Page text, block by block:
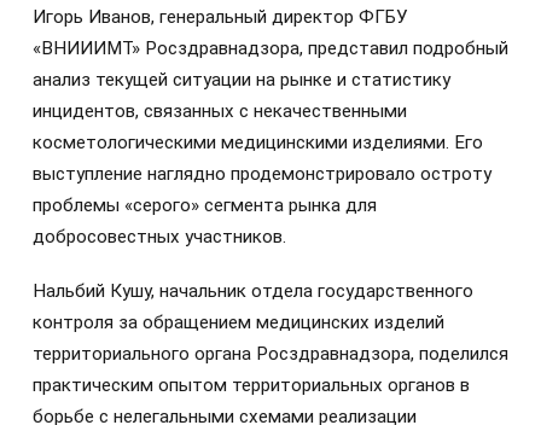
Игорь Иванов, генеральный директор ФГБУ
«ВНИИИМТ» Росздравнадзора, представил подробный
анализ текущей ситуации на рынке и статистику
инцидентов, связанных с некачественными
косметологическими медицинскими изделиями. Его
выступление наглядно продемонстрировало остроту
проблемы «серого» сегмента рынка для
добросовестных участников.
Нальбий Кушу, начальник отдела государственного
контроля за обращением медицинских изделий
территориального органа Росздравнадзора, поделился
практическим опытом территориальных органов в
борьбе с нелегальными схемами реализации